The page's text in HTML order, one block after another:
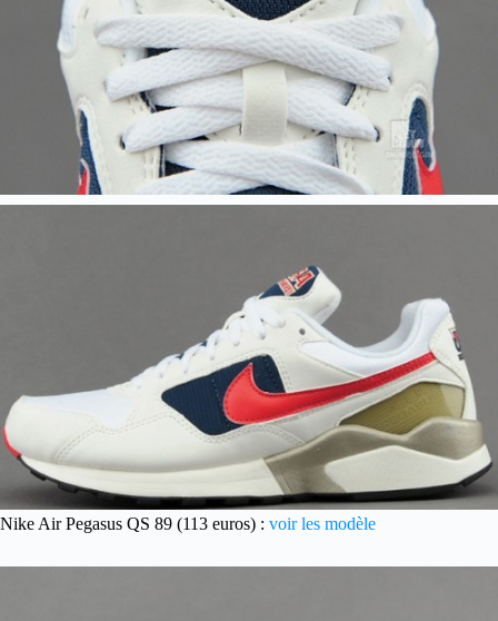
Nike Air Pegasus QS 89 (113 euros) : voir les modèle